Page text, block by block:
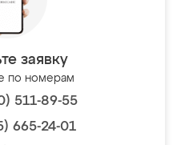
заявку
по номерам
511-89-55
665-24-01